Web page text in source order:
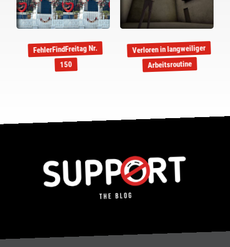
FehlerFindFreitag Nr.
150
Verloren in langweiliger
Arbeitsroutine